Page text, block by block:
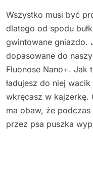
Wszystko musi być
dlatego od spodu
gwintowane gniazdo.
dopasowane do
Fluonose Nano+. Jak
ładujesz do niej
wkręcasz w kajzerkę.
ma obaw, że
przez psa puszka